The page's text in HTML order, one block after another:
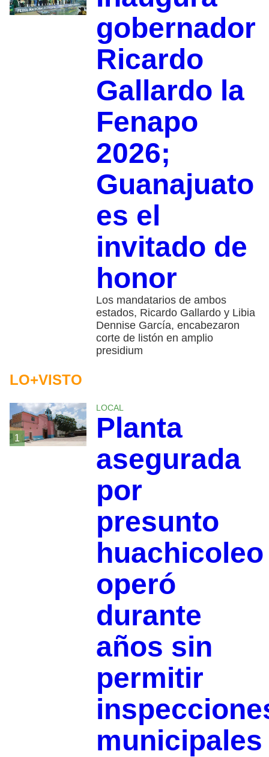
gobernador
Ricardo
Gallardo la
Fenapo
2026;
Guanajuato
es el
invitado de
honor
Los mandatarios de ambos
estados, Ricardo Gallardo y Libia
Dennise García, encabezaron
corte de listón en amplio
presidium
LO+VISTO
1
LOCAL
Planta
asegurada
por
presunto
huachicoleo
operó
durante
años sin
permitir
municipales